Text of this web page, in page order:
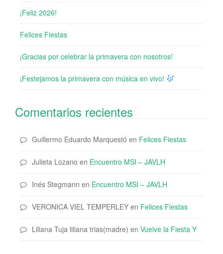
¡Feliz 2026!
Felices Fiestas
¡Gracias por celebrar la primavera con nosotros!
¡Festejamos la primavera con música en vivo!
Comentarios recientes
Guillermo Eduardo Marquestó en Felices Fiestas
Julieta Lozano en Encuentro MSI – JAVLH
Inés Stegmann en Encuentro MSI – JAVLH
VERONICA VIEL TEMPERLEY en Felices Fiestas
Liliana Tuja liliana trias(madre) en Vuelve la Fiesta Y